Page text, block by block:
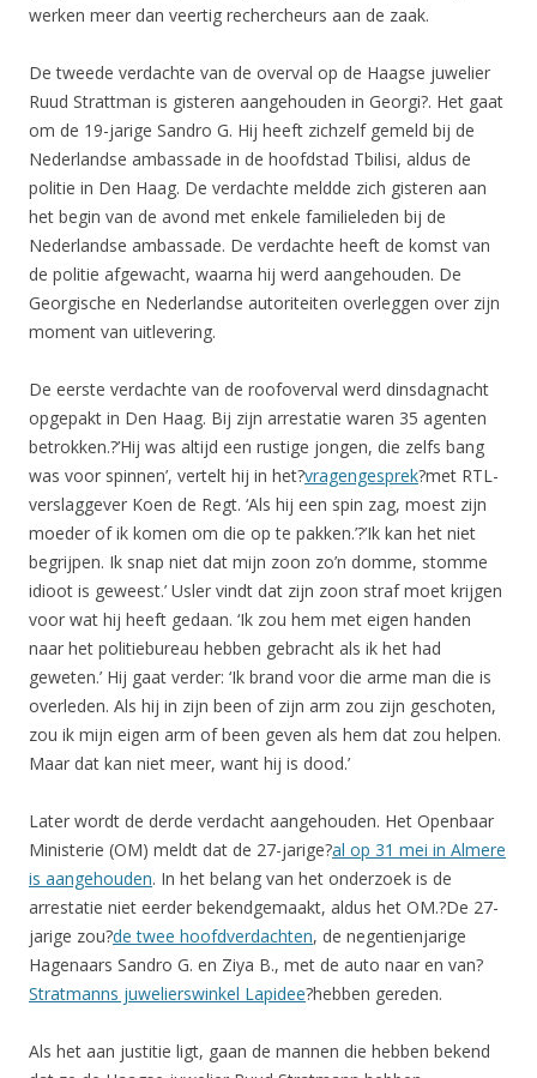
werken meer dan veertig rechercheurs aan de zaak.
De tweede verdachte van de overval op de Haagse juwelier
Ruud Strattman is gisteren aangehouden in Georgi?. Het gaat
om de 19-jarige Sandro G. Hij heeft zichzelf gemeld bij de
Nederlandse ambassade in de hoofdstad Tbilisi, aldus de
politie in Den Haag. De verdachte meldde zich gisteren aan
het begin van de avond met enkele familieleden bij de
Nederlandse ambassade. De verdachte heeft de komst van
de politie afgewacht, waarna hij werd aangehouden. De
Georgische en Nederlandse autoriteiten overleggen over zijn
moment van uitlevering.
De eerste verdachte van de roofoverval werd dinsdagnacht
opgepakt in Den Haag. Bij zijn arrestatie waren 35 agenten
betrokken.?’Hij was altijd een rustige jongen, die zelfs bang
was voor spinnen’, vertelt hij in het?vragengesprek?met RTL-
verslaggever Koen de Regt. ‘Als hij een spin zag, moest zijn
moeder of ik komen om die op te pakken.’?’Ik kan het niet
begrijpen. Ik snap niet dat mijn zoon zo’n domme, stomme
idioot is geweest.’ Usler vindt dat zijn zoon straf moet krijgen
voor wat hij heeft gedaan. ‘Ik zou hem met eigen handen
naar het politiebureau hebben gebracht als ik het had
geweten.’ Hij gaat verder: ‘Ik brand voor die arme man die is
overleden. Als hij in zijn been of zijn arm zou zijn geschoten,
zou ik mijn eigen arm of been geven als hem dat zou helpen.
Maar dat kan niet meer, want hij is dood.’
Later wordt de derde verdacht aangehouden. Het Openbaar
Ministerie (OM) meldt dat de 27-jarige?al op 31 mei in Almere
is aangehouden. In het belang van het onderzoek is de
arrestatie niet eerder bekendgemaakt, aldus het OM.?De 27-
jarige zou?de twee hoofdverdachten, de negentienjarige
Hagenaars Sandro G. en Ziya B., met de auto naar en van?
Stratmanns juwelierswinkel Lapidee?hebben gereden.
Als het aan justitie ligt, gaan de mannen die hebben bekend